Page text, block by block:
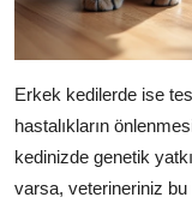
Erkek kedilerde ise
hastalıkların
kedinizde genetik
varsa, veterineriniz bu